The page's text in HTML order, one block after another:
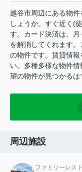
越谷市周辺にある物
しょうか。すぐ近く(
す。カード決済は、
を解消してくれます
の物件です。賃貸情
い。多種多様な物件
望の物件が見つかるは
周辺施設
ファミリーレス